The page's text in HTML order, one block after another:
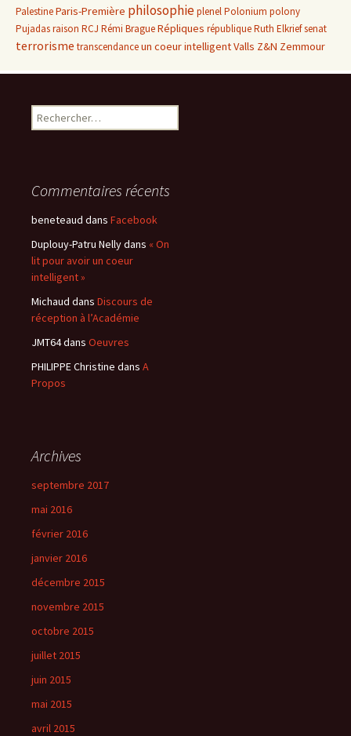
PalestineParis-Première philosophieplenelPolonium polony
Pujadasraison RCJ Rémi BragueRépliques républiqueRuth Elkriefsenat
terrorisme transcendanceun coeur intelligentValls Z&N Zemmour
Rechercher :
Commentaires récents
beneteaud dans Facebook
Duplouy-Patru Nellydans « On
lit pour avoir un coeur
intelligent »
Michaud dans Discours de
réception à l’Académie
JMT64dans Oeuvres
PHILIPPE Christine dans A
Propos
Archives
septembre 2017
mai 2016
février 2016
janvier 2016
décembre 2015
novembre 2015
octobre 2015
juillet 2015
juin 2015
mai 2015
avril 2015